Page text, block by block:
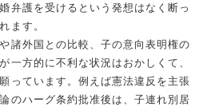
弁護を受けるという発想はなく断っ
ます。
諸外国との比較、子の意向表明権の
一方的に不利な状況はおかしくて、
っています。例えば憲法違反を主張
のハーグ条約批准後は、子連れ別居